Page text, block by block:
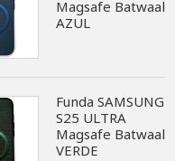
Magsafe Batwaal
AZUL
Funda SAMSUNG
S25 ULTRA
Magsafe Batwaal
VERDE